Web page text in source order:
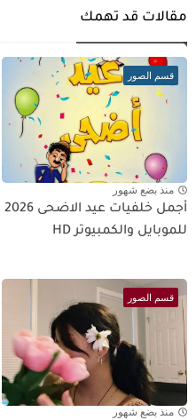
مقالات قد تهمك
قسم الصور
منذ بضع شهور
أجمل خلفيات عيد الاضحى 2026
للموبايل والكمبيوتر HD
قسم الصور
منذ بضع شهور